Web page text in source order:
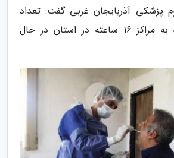
پزشکی آذربایجان غربی گفت: تعداد
افراد مراجعه کننده به مراکز 16 ساعته در استان در حال